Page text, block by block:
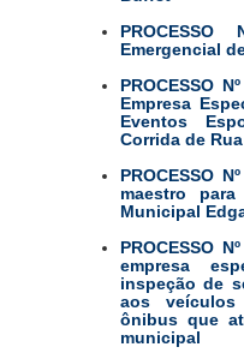
Emergencial
PROCESSO
Empresa
Eventos
Corrida de Rua
PROCESSO
maestro
Municipal
PROCESSO
empresa
inspeção de
aos
ônibus que
municipal